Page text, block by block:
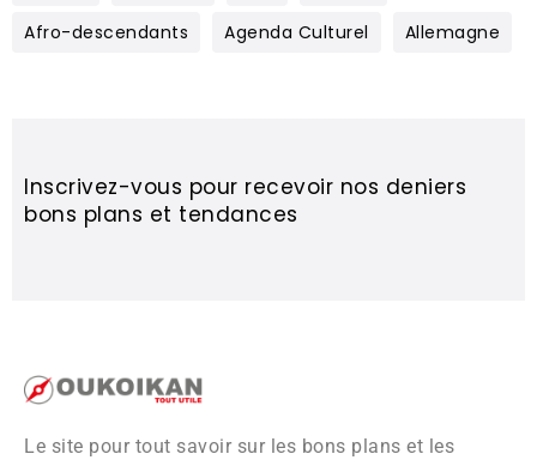
Afro-descendants
Agenda Culturel Allemagne
Inscrivez-vous pour recevoir nos deniers
bons plans et tendances
Le site pour tout savoir sur les bons plans et les